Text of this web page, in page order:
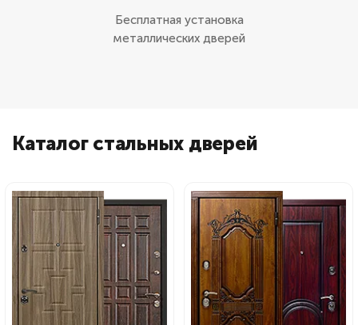
Бесплатная установка
металлических дверей
Каталог стальных дверей